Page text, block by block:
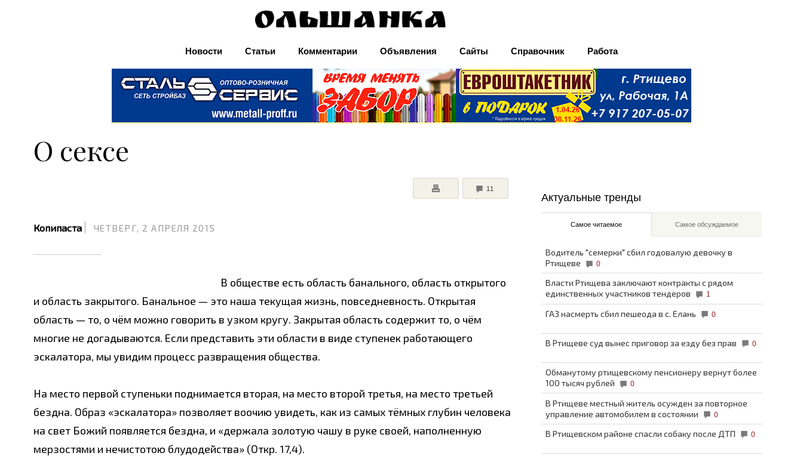
Новости Статьи Комментарии Объявления Сайты Справочник Работа
О сексе
11
Копипаста ЧЕТВЕРГ, 2 АПРЕЛЯ 2015
В обществе есть область банального, область открытого
и область закрытого. Банальное — это наша текущая жизнь, повседневность. Открытая
область — то, о чём можно говорить в узком кругу. Закрытая область содержит то, о чём
многие не догадываются. Если представить эти области в виде ступенек работающего
эскалатора, мы увидим процесс развращения общества.
На место первой ступеньки поднимается вторая, на место второй третья, на место третьей
бездна. Образ «эскалатора» позволяет воочию увидеть, как из самых тёмных глубин человека
на свет Божий появляется бездна, и «держала золотую чашу в руке своей, наполненную
мерзостями и нечистотою блудодейства» (Откр. 17,4).
Актуальные тренды
Самое читаемое Самое обсуждаемое
Водитель "семерки" сбил годовалую девочку в
Ртищеве
0
Власти Ртищева заключают контракты с рядом
единственных участников тендеров
1
ГАЗ насмерть сбил пешеода в с. Елань 0
В Ртищеве суд вынес приговор за езду без прав 0
Обманутому ртищевскому пенсионеру вернут более
100 тысяч рублей
0
В Ртищеве местный житель осужден за повторное
управление автомобилем в состоянии
0
В Ртищевском районе спасли собаку после ДТП 0